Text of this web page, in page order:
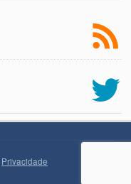
Privacidade